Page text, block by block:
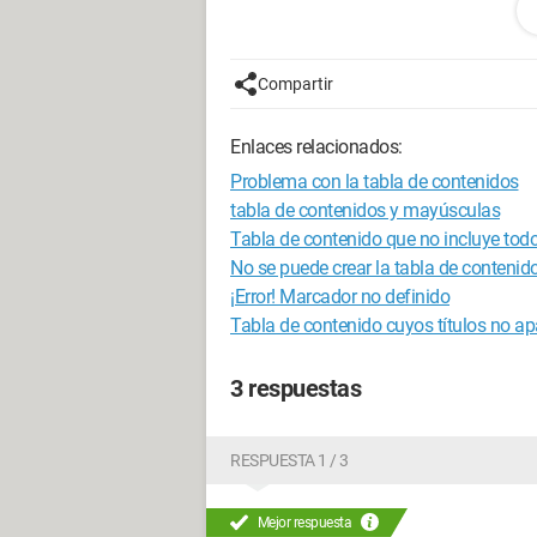
"Para agregar o eliminar elementos
Aplique un estilo de título desde la
Modifique el nivel jerárquico del texto
Cuando hago clic en ok, me dice
ENCONTRADA."
Inicialmente, inserté mi tabla yendo al
En la ventana que se abre, voy a
títulos y los niveles que necesito y
cuando quiero hacer una actualización
Compartir
Enlaces relacionados:
Problema con la tabla de contenidos
tabla de contenidos y mayúsculas
Tabla de contenido que no incluye
No se puede crear la tabla de
¡Error! Marcador no definido
Tabla de contenido cuyos títulos no
3 respuestas
RESPUESTA 1 / 3
Mejor respuesta